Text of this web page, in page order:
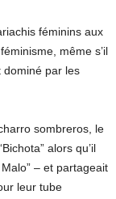
féminins aux
même s’il
dominé par les
sombreros, le
alors qu’il
– et partageait
leur tube